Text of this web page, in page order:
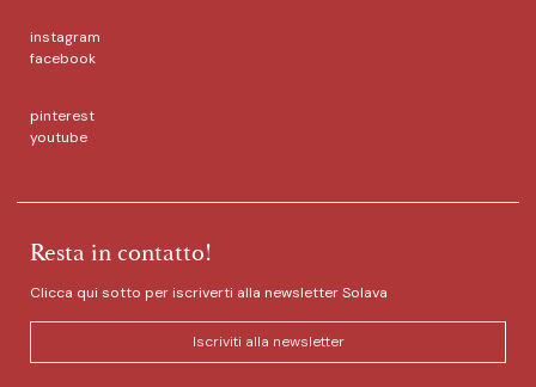
instagram
facebook
pinterest
youtube
Resta in contatto!
Clicca qui sotto per iscriverti alla newsletter Solava
Iscriviti alla newsletter